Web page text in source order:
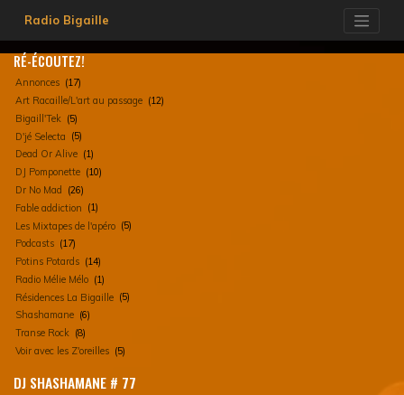
content
Radio Bigaille
RÉ-ÉCOUTEZ!
Annonces (17)
Art Racaille/L'art au passage (12)
Bigaill'Tek (5)
D'jé Selecta (5)
Dead Or Alive (1)
DJ Pomponette (10)
Dr No Mad
(26)
Fable addiction (1)
Les Mixtapes de l'apéro (5)
Podcasts (17)
Potins Potards (14)
Radio Mélie Mélo (1)
Résidences La Bigaille (5)
Shashamane (6)
Transe Rock (8)
Voir avec les Z'oreilles (5)
DJ SHASHAMANE # 77